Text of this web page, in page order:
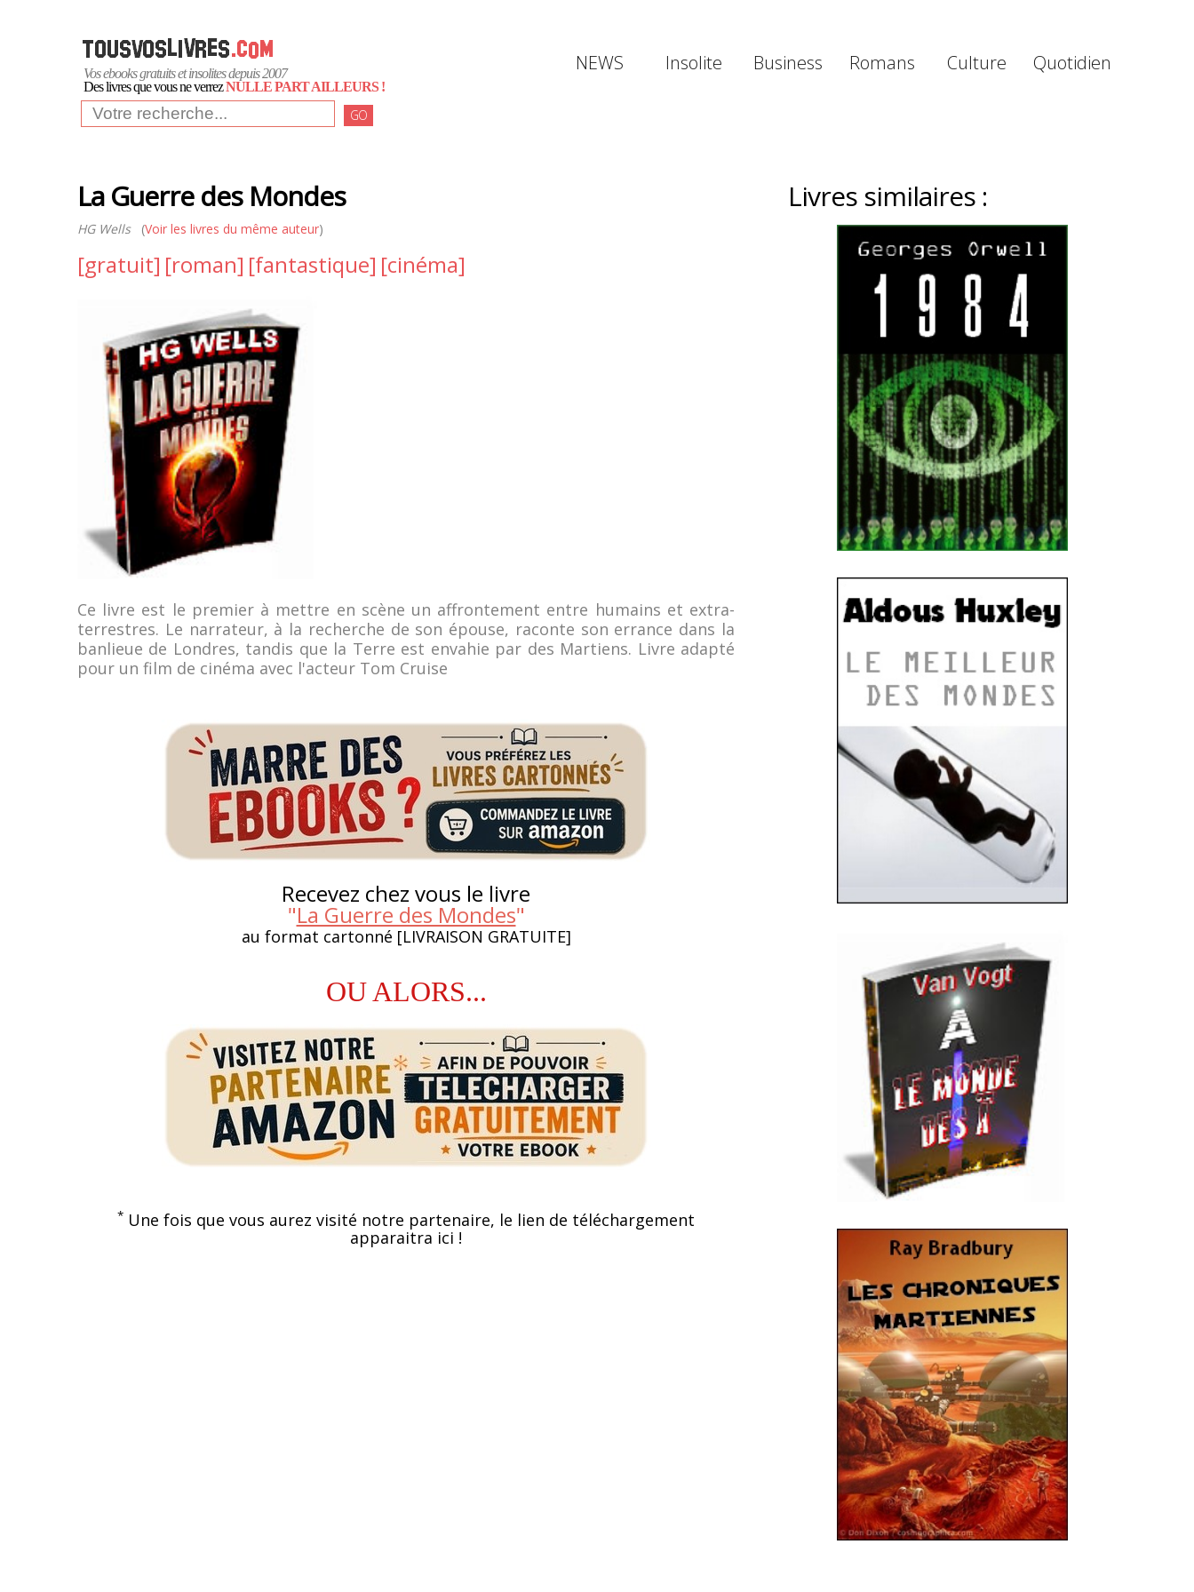
Vos ebooks gratuits et insolites depuis 2007
Des livres que vous ne verrezNULLE PART AILLEURS !
GO
NEWS Insolite Business Romans Culture Quotidien
La Guerre des Mondes
HG Wells(Voir les livres du même auteur)
[gratuit] [roman] [fantastique] [cinéma]
Ce livre est le premier à mettre en scène un affrontement entre humains et extra-
terrestres. Le narrateur, à la recherche de son épouse, raconte son errance dans la
banlieue de Londres, tandis que la Terre est envahie par des Martiens. Livre adapté
pour un film de cinéma avec l'acteur Tom Cruise
Recevez chez vous le livre
"La Guerre des Mondes"
au format cartonné [LIVRAISON GRATUITE]
OU ALORS...
* Une fois que vous aurez visité notre partenaire, le lien de téléchargement
apparaitra ici !
Livres similaires :